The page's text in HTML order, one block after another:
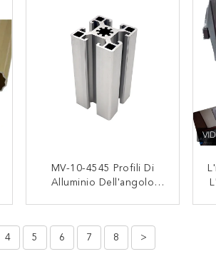
MV-10-4545 Profili Di
Alluminio Dell'angolo
4 5 6 7 8 >